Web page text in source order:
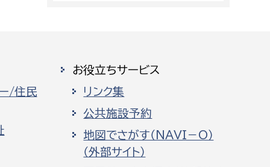
/住民
お役立ちサービス
リンク集
公共施設予約
地図でさがす（NAVI－O）
（外部サイト）